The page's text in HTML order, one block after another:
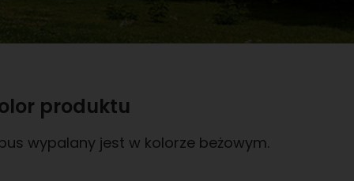
produktu
wypalany jest w kolorze beżowym.